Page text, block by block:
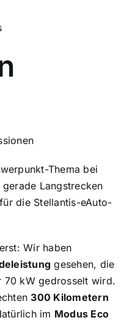
Thema bei
Langstrecken
die Stellantis-eAuto-
Wir haben
gesehen, die
70 kW gedrosselt wird.
300 Kilometern
im Modus Eco